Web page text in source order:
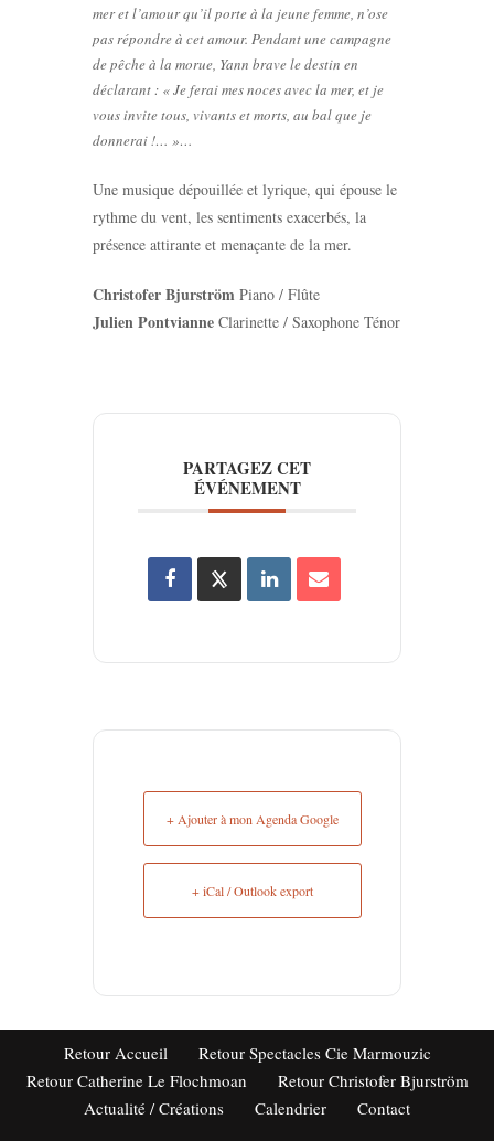
mer et l’amour qu’il porte à la jeune femme, n’ose
pas répondre à cet amour. Pendant une campagne
de pêche à la morue, Yann brave le destin en
déclarant : « Je ferai mes noces avec la mer, et je
vous invite tous, vivants et morts, au bal que je
donnerai !… »…
Une musique dépouillée et lyrique, qui épouse le
rythme du vent, les sentiments exacerbés, la
présence attirante et menaçante de la mer.
Christofer Bjurström Piano / Flûte
Julien Pontvianne Clarinette / Saxophone Ténor
PARTAGEZ CET
ÉVÉNEMENT
+ Ajouter à mon Agenda Google
+ iCal / Outlook export
Retour Accueil
Retour Spectacles Cie Marmouzic
Retour Catherine Le Flochmoan
Retour Christofer Bjurström
Actualité / Créations
Calendrier Contact